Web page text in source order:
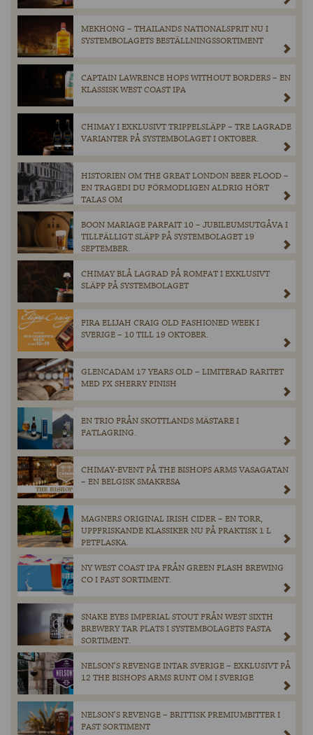
MEKHONG – THAILANDS NATIONALSPRIT NU I
SYSTEMBOLAGETS BESTÄLLNINGSSORTIMENT
CAPTAIN LAWRENCE HOPS WITHOUT BORDERS – EN
KLASSISK WEST COAST IPA
CHIMAY I EXKLUSIVT TRIPPELSLÄPP – TRE LAGRADE
VARIANTER PÅ SYSTEMBOLAGET I OKTOBER.
HISTORIEN OM THE GREAT LONDON BEER FLOOD –
EN TRAGEDI DU FÖRMODLIGEN ALDRIG HÖRT
TALAS OM
BOON MARIAGE PARFAIT 10 – JUBILEUMSUTGÅVA I
TILLFÄLLIGT SLÄPP PÅ SYSTEMBOLAGET 19
SEPTEMBER.
CHIMAY BLÅ LAGRAD PÅ ROMFAT I EXKLUSIVT
SLÄPP PÅ SYSTEMBOLAGET
FIRA ELIJAH CRAIG OLD FASHIONED WEEK I
SVERIGE – 10 TILL 19 OKTOBER.
GLENCADAM 17 YEARS OLD – LIMITERAD RARITET
MED PX SHERRY FINISH
EN TRIO FRÅN SKOTTLANDS MÄSTARE I
FATLAGRING.
CHIMAY-EVENT PÅ THE BISHOPS ARMS VASAGATAN
– EN BELGISK SMAKRESA
MAGNERS ORIGINAL IRISH CIDER – EN TORR,
UPPFRISKANDE KLASSIKER NU PÅ PRAKTISK 1 L
PETFLASKA.
NY WEST COAST IPA FRÅN GREEN FLASH BREWING
CO I FAST SORTIMENT.
SNAKE EYES IMPERIAL STOUT FRÅN WEST SIXTH
BREWERY TAR PLATS I SYSTEMBOLAGETS FASTA
SORTIMENT.
NELSON’S REVENGE INTAR SVERIGE – EXKLUSIVT PÅ
12 THE BISHOPS ARMS RUNT OM I SVERIGE
NELSON’S REVENGE – BRITTISK PREMIUMBITTER I
FAST SORTIMENT